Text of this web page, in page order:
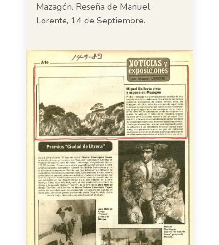
Mazagón. Reseña de Manuel
Lorente, 14 de Septiembre.